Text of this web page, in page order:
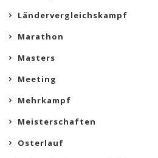
Ländervergleichskampf
Marathon
Masters
Meeting
Mehrkampf
Meisterschaften
Osterlauf